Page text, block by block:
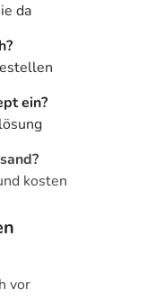
da
ein?
kosten
vor